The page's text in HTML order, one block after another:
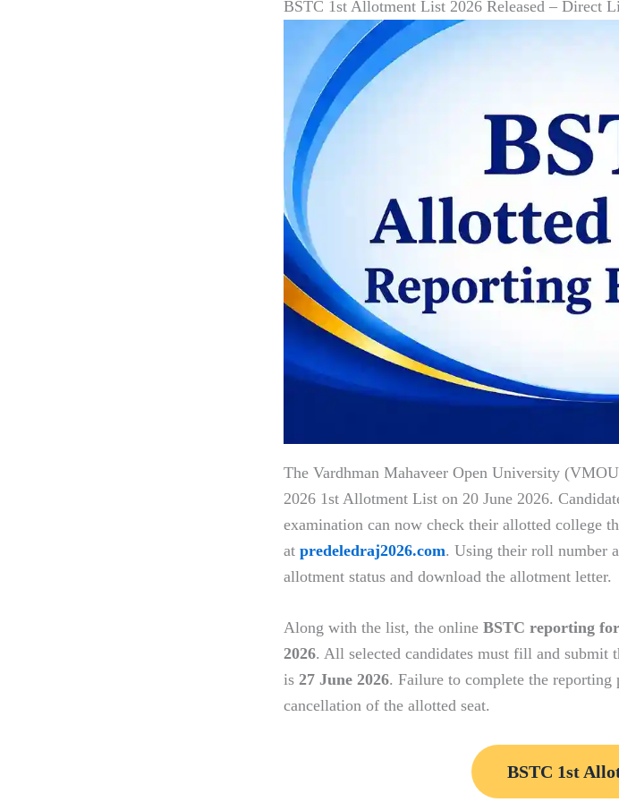
BSTC 1st Allotment List 2026 Released – Direct
The Vardhman Mahaveer Open University
2026 1st Allotment List on 20 June 2026.
examination can now check their allotted college
at predeledraj2026.com. Using their roll number
allotment status and download the allotment letter.
Along with the list, the online BSTC reporting
2026. All selected candidates must fill and submit
is 27 June 2026. Failure to complete the
cancellation of the allotted seat.
BSTC 1st